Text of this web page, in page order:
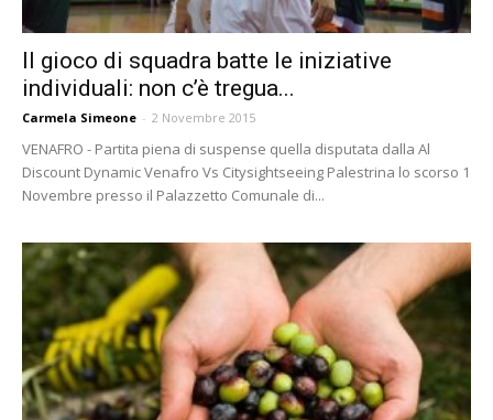
Il gioco di squadra batte le iniziative
individuali: non c’è tregua...
Carmela Simeone - 2 Novembre 2015
VENAFRO - Partita piena di suspense quella disputata dalla Al
Discount Dynamic Venafro Vs Citysightseeing Palestrina lo scorso 1
Novembre presso il Palazzetto Comunale di...